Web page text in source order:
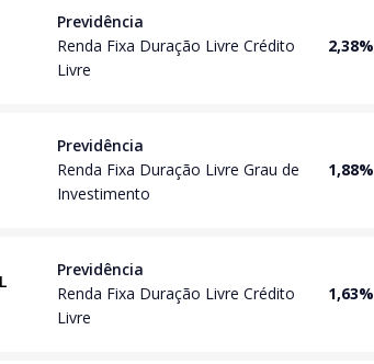
Previdência
Renda Fixa Duração Livre Crédito
Livre
2,38%
Previdência
Renda Fixa Duração Livre Grau de
Investimento
1,88%
Previdência
Renda Fixa Duração Livre Crédito
Livre
1,63%